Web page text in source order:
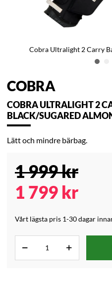
Cobra Ultralight 2 Carry
COBRA
COBRA ULTRALIGHT 2
BLACK/SUGARED
Lätt och mindre bärbag.
1 999kr
1 799 kr
Vårt lägsta pris 1-30 dagar